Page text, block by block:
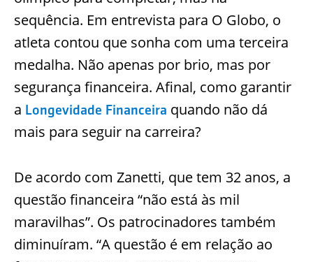
sequência. Em entrevista para O Globo, o
atleta contou que sonha com uma terceira
medalha. Não apenas por brio, mas por
segurança financeira. Afinal, como garantir
a Longevidade Financeira quando não dá
mais para seguir na carreira?
De acordo com Zanetti, que tem 32 anos, a
questão financeira “não está às mil
maravilhas”. Os patrocinadores também
diminuíram. “A questão é em relação ao